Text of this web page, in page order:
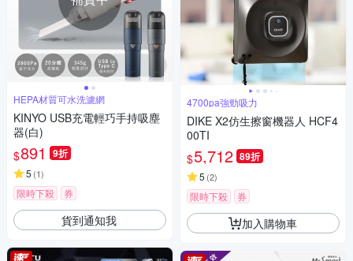
HEPA材質可水洗濾網
KINYO USB充電輕巧手持吸塵
器(白)
$891 9折
5 (1)
限時下殺 券
貨到通知我
4700pa強勁吸力
DIKE X2仿生擦窗機器人 HCF4
00TI
$5,712 89折
5 (2)
限時下殺 券
加入購物車